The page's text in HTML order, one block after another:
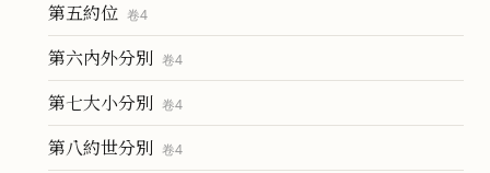
第五約位 卷4
第六內外分別 卷4
第七大小分別 卷4
第八約世分別 卷4